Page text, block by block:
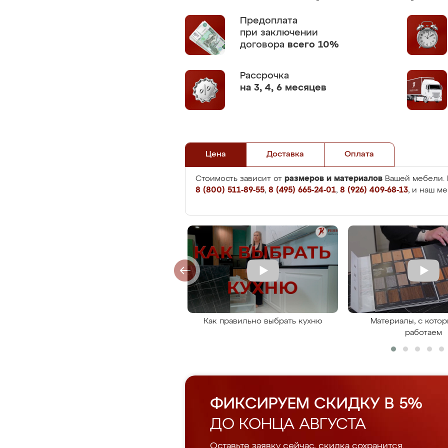
Предоплата
при заключении
договора всего 10%
Рассрочка
на 3, 4, 6 месяцев
Цена Доставка Оплата
Стоимость зависит от размеров и материалов Вашей мебели.
8 (800) 511-89-55, 8 (495) 665-24-01, 8 (926) 409-68-13, и наш
Как правильно выбрать кухню
Материалы, с
работаем
ФИКСИРУЕМ СКИДКУ В 5%
ДО КОНЦА АВГУСТА
Оставьте заявку сейчас, скидка сохранится.